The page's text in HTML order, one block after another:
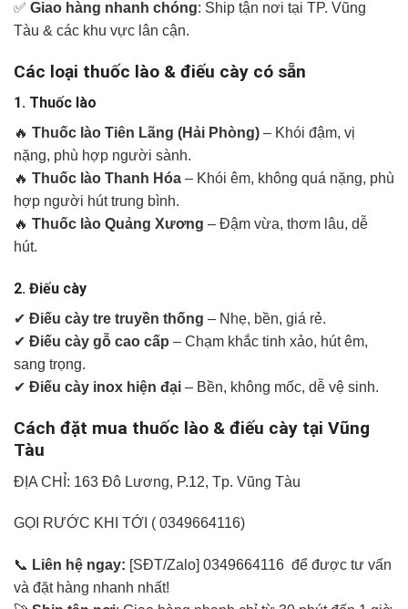
✅ Giao hàng nhanh chóng: Ship tận nơi tại TP. Vũng
Tàu & các khu vực lân cận.
Các loại thuốc lào & điếu cày có sẵn
1. Thuốc lào
🔥 Thuốc lào Tiên Lãng (Hải Phòng) – Khói đậm, vị
nặng, phù hợp người sành.
🔥 Thuốc lào Thanh Hóa – Khói êm, không quá nặng, phù
hợp người hút trung bình.
🔥 Thuốc lào Quảng Xương – Đậm vừa, thơm lâu, dễ
hút.
2. Điếu cày
✔ Điếu cày tre truyền thống – Nhẹ, bền, giá rẻ.
✔ Điếu cày gỗ cao cấp – Chạm khắc tinh xảo, hút êm,
sang trọng.
✔ Điếu cày inox hiện đại – Bền, không mốc, dễ vệ sinh.
Cách đặt mua thuốc lào & điếu cày tại Vũng
Tàu
ĐỊA CHỈ: 163 Đô Lương, P.12, Tp. Vũng Tàu
GỌI RƯỚC KHI TỚI ( 0349664116)
📞 Liên hệ ngay: [SĐT/Zalo] 0349664116 để được tư vấn
và đặt hàng nhanh nhất!